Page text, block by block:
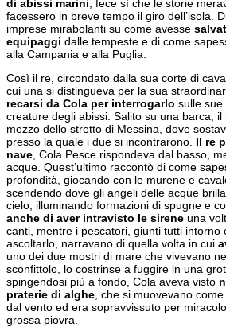
di abissi marini , fece sì che le storie
facessero in breve tempo il giro dell’isola.
imprese mirabolanti su come avesse
equipaggi dalle tempeste e di come
alla Campania e alla Puglia.
Così il re, circondato dalla sua corte di
cui una si distingueva per la sua
recarsi da Cola per interrogarlo sulle sue
creature degli abissi. Salito su una barca,
mezzo dello stretto di Messina, dove
presso la quale i due si incontrarono. Il re
nave , Cola Pesce rispondeva dal basso,
acque. Quest’ultimo raccontò di come
profondità, giocando con le murene e
scendendo dove gli angeli delle acque
cielo, illuminando formazioni di spugne e
anche di aver intravisto le sirene una
canti, mentre i pescatori, giunti tutti intorno
ascoltarlo, narravano di quella volta in cui
uno dei due mostri di mare che vivevano
sconfittolo, lo costrinse a fuggire in una
spingendosi più a fondo, Cola aveva visto
praterie di alghe , che si muovevano
dal vento ed era sopravvissuto per
grossa piovra.